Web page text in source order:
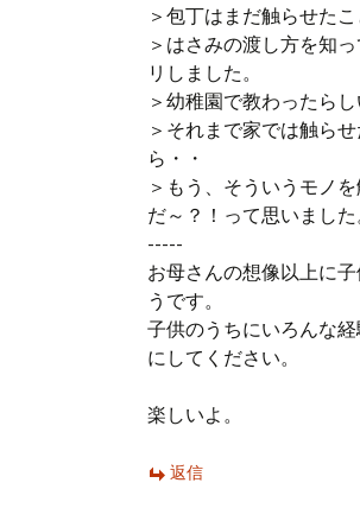
＞包丁はまだ触らせたこ
＞はさみの渡し方を知
リしました。
＞幼稚園で教わったらし
＞それまで家では触ら
ら・・
＞もう、そういうモノ
だ～？！って思いました
-----
お母さんの想像以上に
うです。
子供のうちにいろんな
にしてください。
楽しいよ。
返信